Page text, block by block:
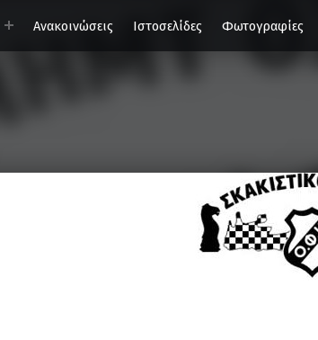
Ανακοινώσεις Ιστοσελίδες Φωτογραφίες